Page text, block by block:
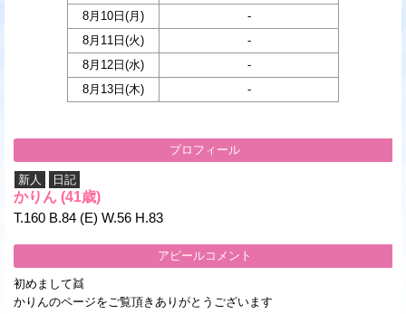
8月10日(月 )
-
8月11日(火)
-
8月12日(水)
-
8月13日(木) -
プロフィール
新人 日記
かりん (41歳)
T.160 B.84 (E) W.56 H.83
アピールコメント
初めまして👯
かりんのページをご覧頂きありがとうございます